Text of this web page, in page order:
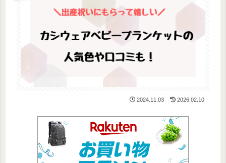
2024.11.03 2026.02.10